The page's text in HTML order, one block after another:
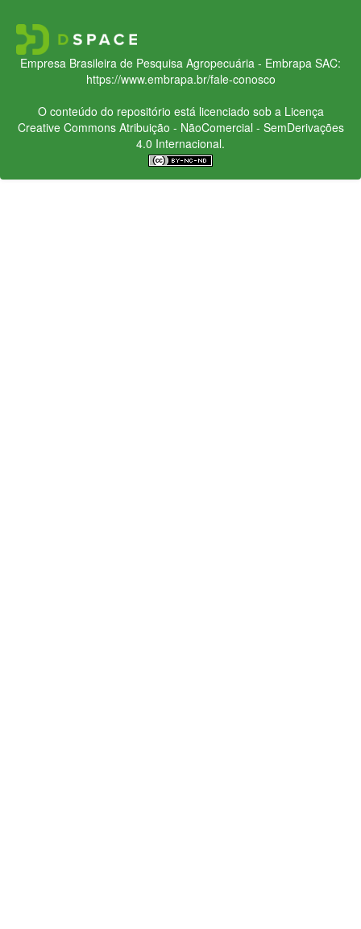
Empresa Brasileira de Pesquisa Agropecuária - Embrapa SAC:
https://www.embrapa.br/fale-conosco
O conteúdo do repositório está licenciado sob a Licença
Creative CommonsAtribuição - NãoComercial - SemDerivações
4.0 Internacional.